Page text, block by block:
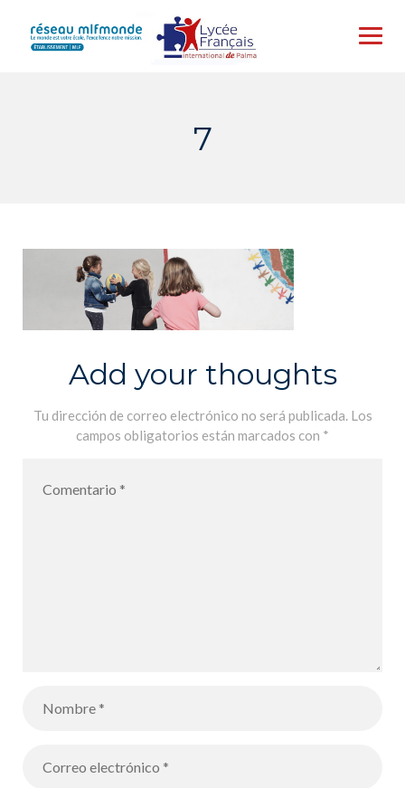
content
7
Add your thoughts
Tu dirección de correo electrónico no será publicada. Los
campos obligatorios están marcados con *